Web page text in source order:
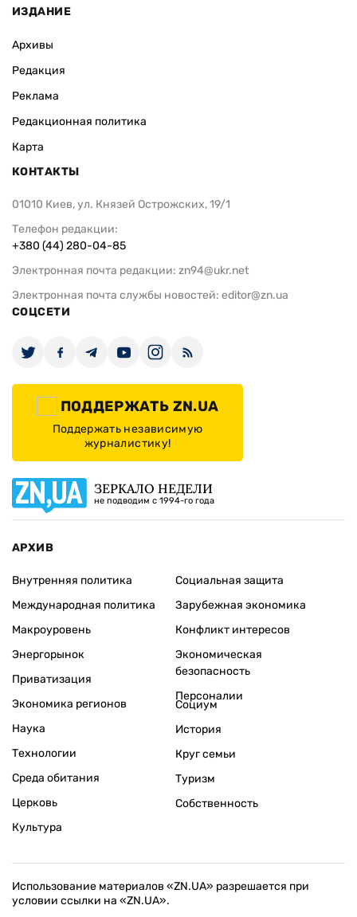
ИЗДАНИЕ
Архивы
Редакция
Реклама
Редакционная политика
Карта
КОНТАКТЫ
01010 Киев, ул. Князей Острожских, 19/1
Телефон редакции:
+380 (44) 280-04-85
Электронная почта редакции: zn94@ukr.net
Электронная почта службы новостей: editor@zn.ua
СОЦСЕТИ
ПОДДЕРЖАТЬ ZN.UA
Поддержать независимую
журналистику!
ЗЕРКАЛО НЕДЕЛИ
не подводим с 1994-го года
АРХИВ
Внутренняя политика
Международная политика
Макроуровень
Энергорынок
Приватизация
Экономика регионов
Социальная защита
Зарубежная экономика
Конфликт интересов
Экономическая
безопасность
Персоналии
Наука
Технологии
Среда обитания
Церковь
Культура
Социум
История
Круг семьи
Туризм
Собственность
Использование материалов «ZN.UA» разрешается при
условии ссылки на «ZN.UA».